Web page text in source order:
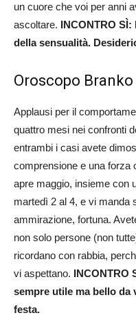
un cuore che voi per anni
ascoltare. INCONTRO
della sensualità.
Oroscopo
Applausi per il
quattro mesi nei confronti
entrambi i casi avete
comprensione e una forza
apre maggio, insieme con
martedì 2 al 4, e vi manda
ammirazione, fortuna.
non solo persone (non
ricordano con rabbia,
vi aspettano. INCONTRO
sempre utile ma bello da
festa.